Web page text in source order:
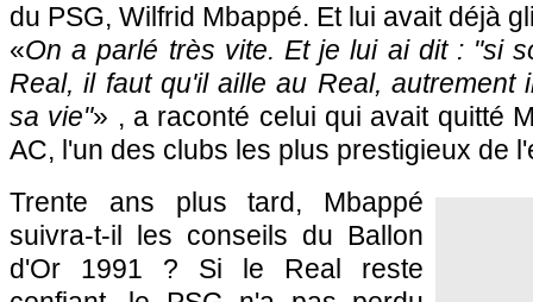
du PSG, Wilfrid Mbappé. Et lui avait déjà
«On a parlé très vite. Et je lui ai dit : "si
Real, il faut qu'il aille au Real, autrement
sa vie"» , a raconté celui qui avait quitté
AC, l'un des clubs les plus prestigieux de
Trente ans plus tard, Mbappé
suivra-t-il les conseils du Ballon
d'Or 1991 ? Si le Real reste